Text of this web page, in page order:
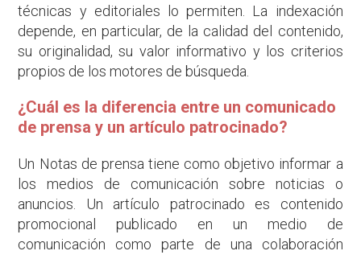
técnicas y editoriales lo permiten. La indexación
depende, en particular, de la calidad del contenido,
su originalidad, su valor informativo y los criterios
propios de los motores de búsqueda.
¿Cuál es la diferencia entre un comunicado
de prensa y un artículo patrocinado?
Un Notas de prensa tiene como objetivo informar a
los medios de comunicación sobre noticias o
anuncios. Un artículo patrocinado es contenido
promocional publicado en un medio de
comunicación como parte de una colaboración